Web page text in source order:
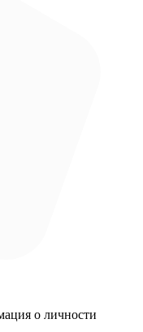
о личности